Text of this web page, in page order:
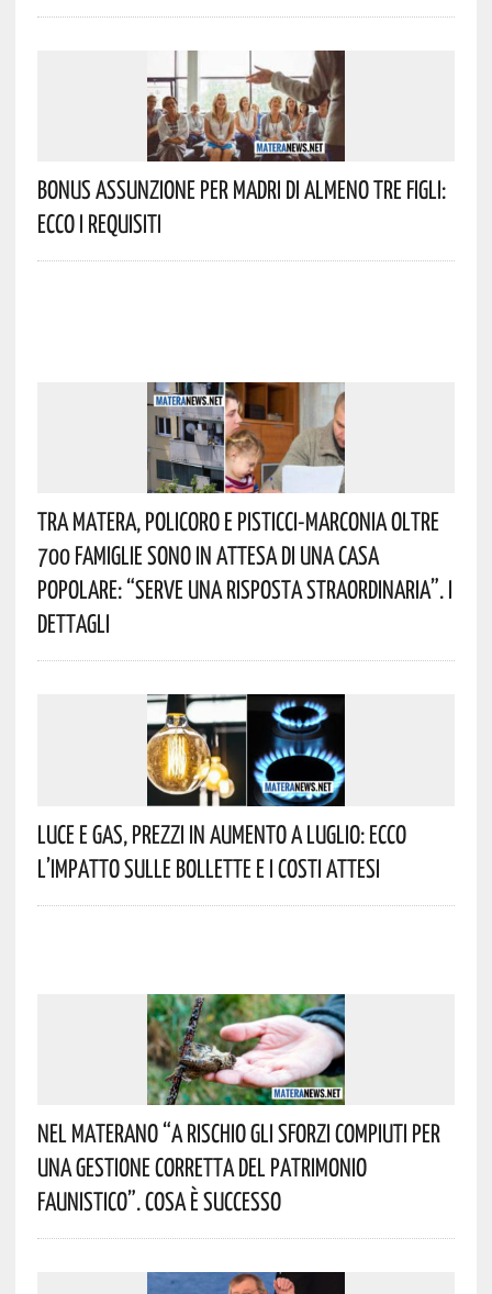
Bonus Assunzione Per Madri Di Almeno Tre Figli:
Ecco I Requisiti
Tra Matera, Policoro E Pisticci-Marconia Oltre
700 Famiglie Sono In Attesa Di Una Casa
Popolare: “serve Una Risposta Straordinaria”. I
Dettagli
Luce E Gas, Prezzi In Aumento A Luglio: Ecco
L’impatto Sulle Bollette E I Costi Attesi
Nel Materano “a Rischio Gli Sforzi Compiuti Per
Una Gestione Corretta Del Patrimonio
Faunistico”. Cosa È Successo